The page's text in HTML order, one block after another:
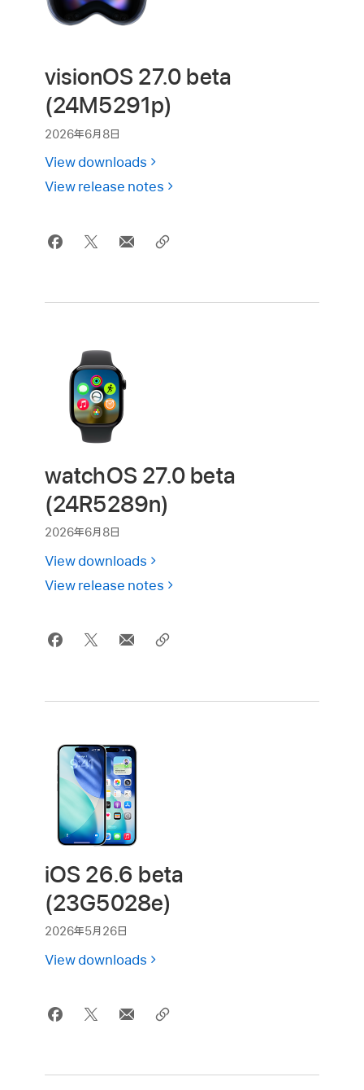
visionOS 27.0 beta
(24M5291p)
2026年6月8日
View downloads
View release notes
watchOS 27.0 beta
(24R5289n)
2026年6月8日
View downloads
View release notes
iOS 26.6 beta
(23G5028e)
2026年5月26日
View downloads